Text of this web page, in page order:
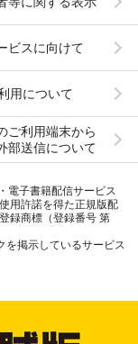
ビスに向けて
用について
ご利用端末から
部送信について
電子書籍配信サービス
用許諾を得た正規版配
録商標（登録番号 第
を掲示しているサービス